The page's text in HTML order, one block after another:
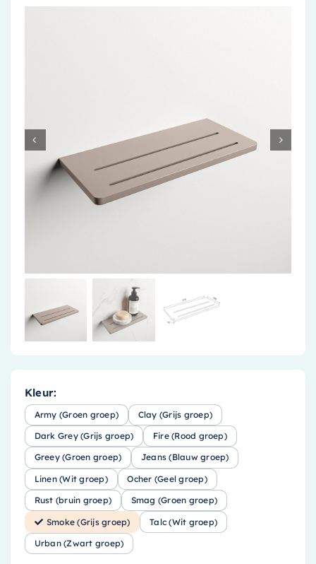
Klimaatbeheersing
PVC
Tegels
Kleur:
Army (Groen groep) Clay (Grijs groep)
Dark Grey (Grijs groep) Fire (Rood groep)
Greey (Groen groep) Jeans (Blauw groep)
Linen (Wit groep) Ocher (Geel groep)
Rust (bruin groep) Smag (Groen groep)
Smoke (Grijs groep) Talc (Wit groep)
Urban (Zwart groep)